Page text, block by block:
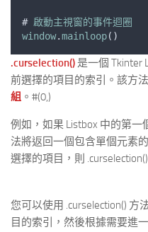
# 啟動主視窗的事件迴圈
window.mainloop()
.curselection() 是一個 Tkinter
前選擇的項目的索引。該方
組 。#(0,)
例如，如果 Listbox 中的第一
法將返回一個包含單個元素
選擇的項目，則
您可以使用 .curselection() 方
目的索引，然後根據需要進